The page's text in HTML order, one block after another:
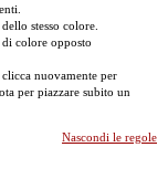
stesso colore.
colore opposto
nuovamente per
per piazzare subito un
Nascondi le regole